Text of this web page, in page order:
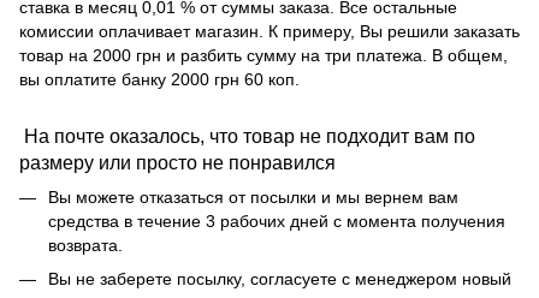
ставка в месяц 0,01 % от суммы заказа. Все остальные
комиссии оплачивает магазин. К примеру, Вы решили заказать
товар на 2000 грн и разбить сумму на три платежа. В общем,
вы оплатите банку 2000 грн 60 коп.
На почте оказалось, что товар не подходит вам по
размеру или просто не понравился
Вы можете отказаться от посылки и мы вернем вам
средства в течение 3 рабочих дней с момента получения
возврата.
Вы не заберете посылку, согласуете с менеджером новый